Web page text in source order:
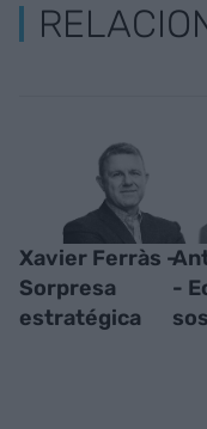
Xavier Ferràs -
Sorpresa
estratégica
-